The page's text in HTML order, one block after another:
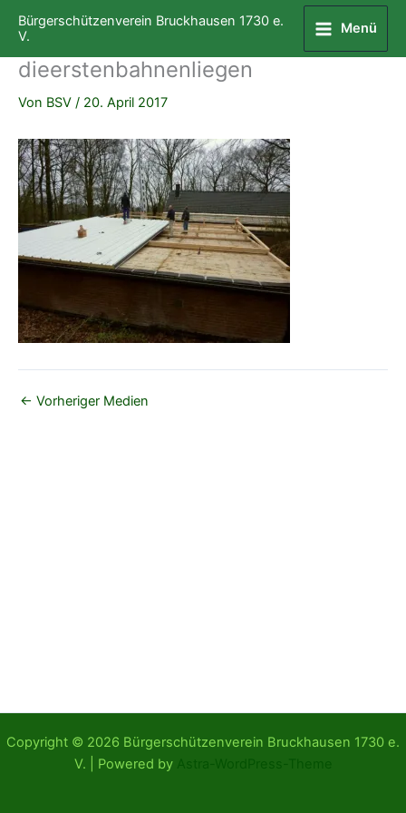
Inhalt
springen
Bürgerschützenverein Bruckhausen 1730 e.
V.
Menü
dieerstenbahnenliegen
Von BSV / 20. April 2017
← Vorheriger Medien
Copyright © 2026 Bürgerschützenverein Bruckhausen 1730 e.
V. | Powered by